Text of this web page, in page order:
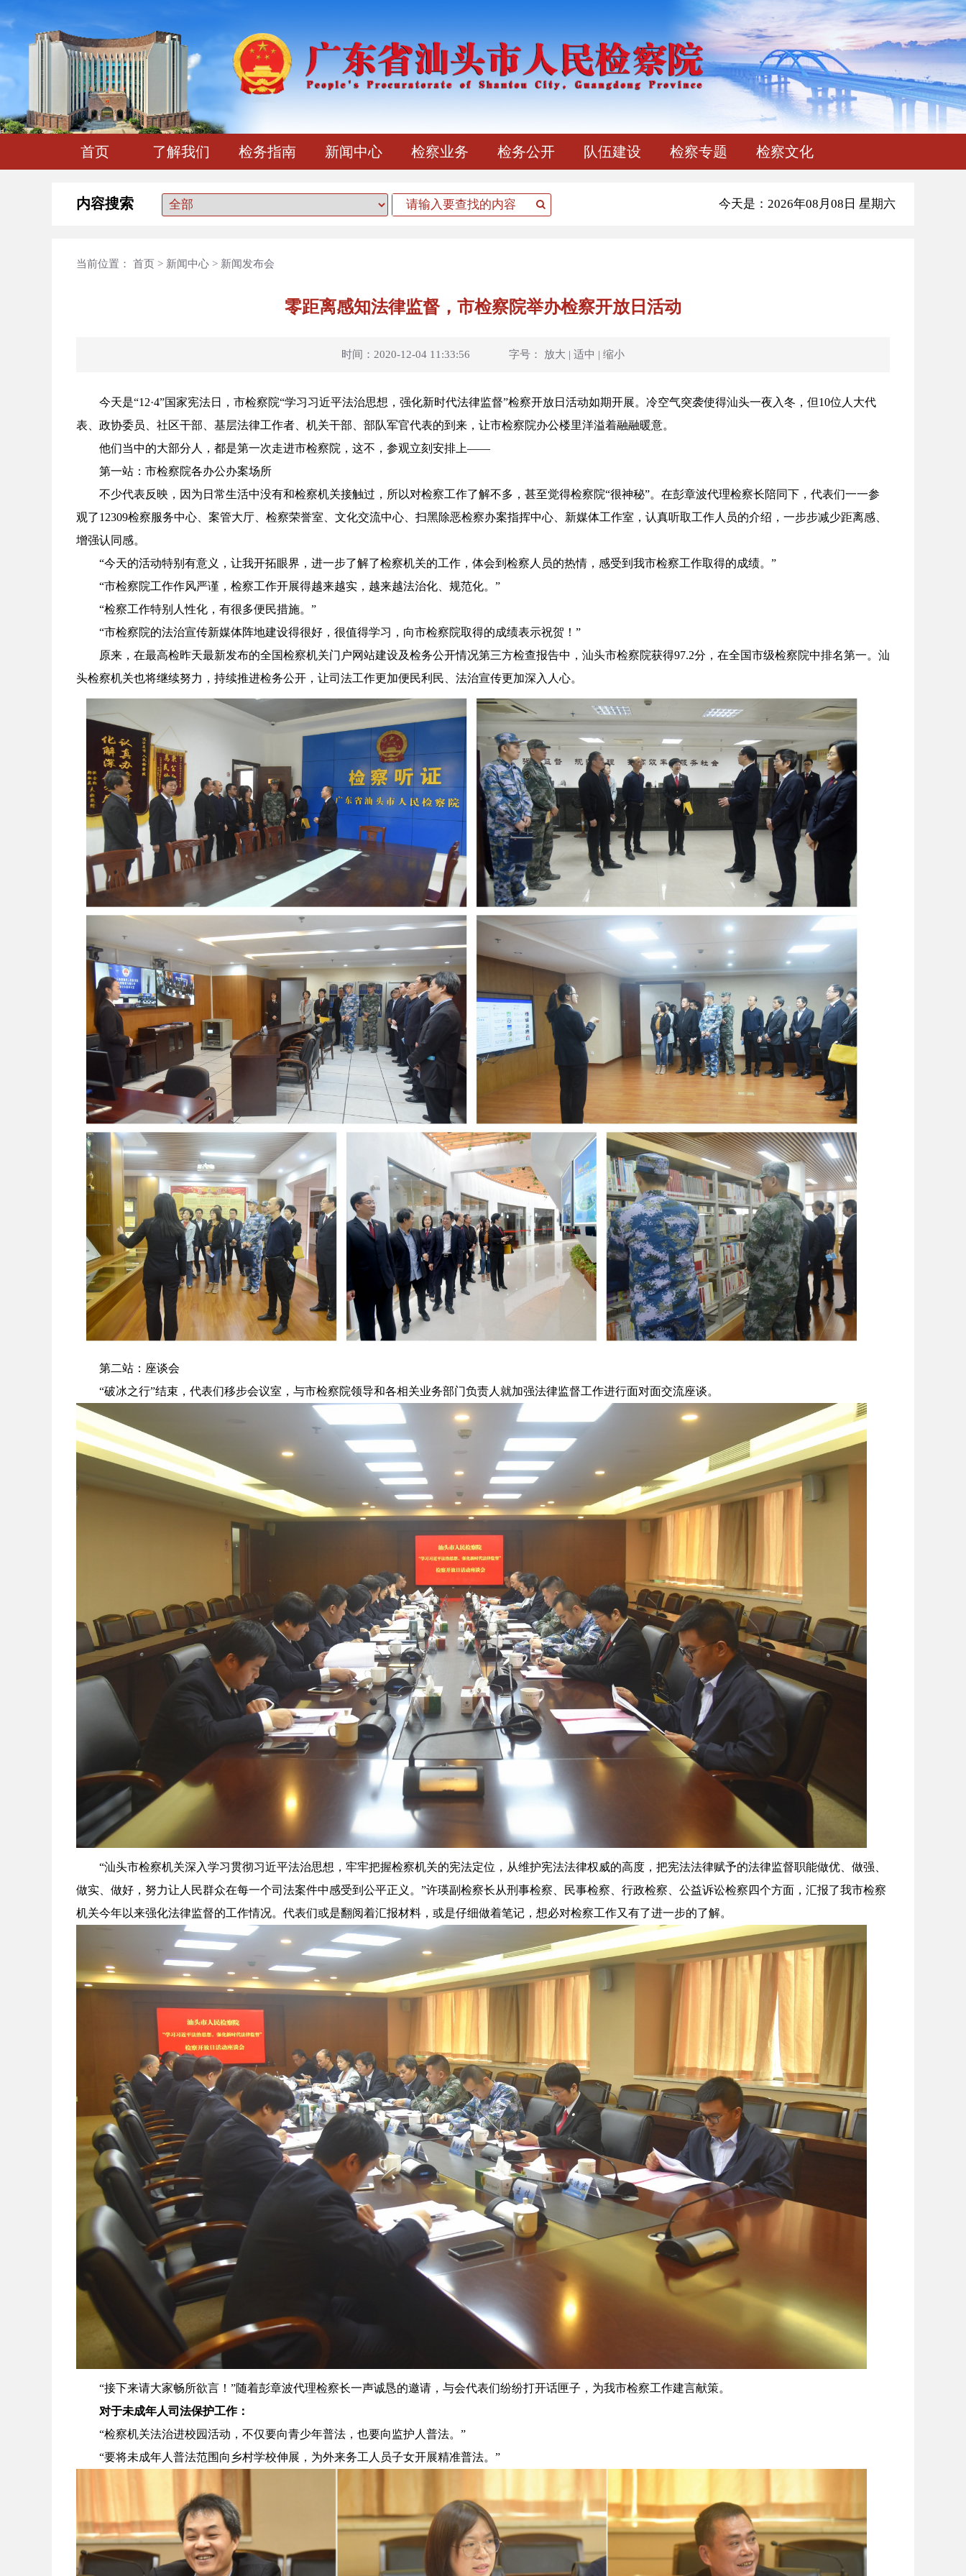
首页 了解我们 检务指南 新闻中心 检察业务 检务公开 队伍建设 检察专题 检察文化
内容搜索 今天是：2026年08月08日 星期六
当前位置： 首页 > 新闻中心 > 新闻发布会
零距离感知法律监督，市检察院举办检察开放日活动
时间：2020-12-04 11:33:56 字号： 放大 | 适中 | 缩小
今天是“12·4”国家宪法日，市检察院“学习习近平法治思想，强化新时代法律监督”检察开放日活动如期开展。冷空气突袭使得汕头一夜入冬，但10位人大代
表、政协委员、社区干部、基层法律工作者、机关干部、部队军官代表的到来，让市检察院办公楼里洋溢着融融暖意。
他们当中的大部分人，都是第一次走进市检察院，这不，参观立刻安排上——
第一站：市检察院各办公办案场所
不少代表反映，因为日常生活中没有和检察机关接触过，所以对检察工作了解不多，甚至觉得检察院“很神秘”。在彭章波代理检察长陪同下，代表们一一参
观了12309检察服务中心、案管大厅、检察荣誉室、文化交流中心、扫黑除恶检察办案指挥中心、新媒体工作室，认真听取工作人员的介绍，一步步减少距离感、
增强认同感。
“今天的活动特别有意义，让我开拓眼界，进一步了解了检察机关的工作，体会到检察人员的热情，感受到我市检察工作取得的成绩。”
“市检察院工作作风严谨，检察工作开展得越来越实，越来越法治化、规范化。”
“检察工作特别人性化，有很多便民措施。”
“市检察院的法治宣传新媒体阵地建设得很好，很值得学习，向市检察院取得的成绩表示祝贺！”
原来，在最高检昨天最新发布的全国检察机关门户网站建设及检务公开情况第三方检查报告中，汕头市检察院获得97.2分，在全国市级检察院中排名第一。汕
头检察机关也将继续努力，持续推进检务公开，让司法工作更加便民利民、法治宣传更加深入人心。
第二站：座谈会
“破冰之行”结束，代表们移步会议室，与市检察院领导和各相关业务部门负责人就加强法律监督工作进行面对面交流座谈。
“汕头市检察机关深入学习贯彻习近平法治思想，牢牢把握检察机关的宪法定位，从维护宪法法律权威的高度，把宪法法律赋予的法律监督职能做优、做强、
做实、做好，努力让人民群众在每一个司法案件中感受到公平正义。”许瑛副检察长从刑事检察、民事检察、行政检察、公益诉讼检察四个方面，汇报了我市检察
机关今年以来强化法律监督的工作情况。代表们或是翻阅着汇报材料，或是仔细做着笔记，想必对检察工作又有了进一步的了解。
“接下来请大家畅所欲言！”随着彭章波代理检察长一声诚恳的邀请，与会代表们纷纷打开话匣子，为我市检察工作建言献策。
对于未成年人司法保护工作：
“检察机关法治进校园活动，不仅要向青少年普法，也要向监护人普法。”
“要将未成年人普法范围向乡村学校伸展，为外来务工人员子女开展精准普法。”